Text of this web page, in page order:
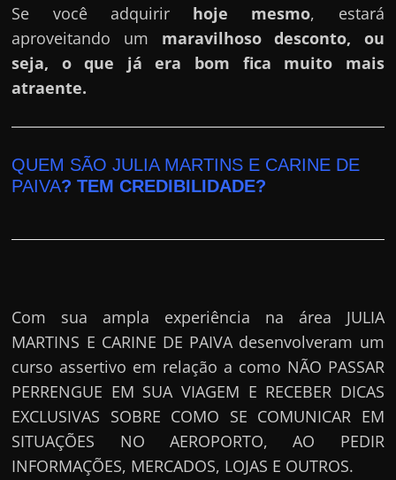
Se você adquirir hoje mesmo, estará
aproveitando um maravilhoso desconto, ou
seja, o que já era bom fica muito mais
atraente.
QUEM SÃO JULIA MARTINS E CARINE DE
PAIVA? TEM CREDIBILIDADE?
Com sua ampla experiência na área JULIA
MARTINS E CARINE DE PAIVA desenvolveram um
curso assertivo em relação a como NÃO PASSAR
PERRENGUE EM SUA VIAGEM E RECEBER DICAS
EXCLUSIVAS SOBRE COMO SE COMUNICAR EM
SITUAÇÕES NO AEROPORTO, AO PEDIR
INFORMAÇÕES, MERCADOS, LOJAS E OUTROS.